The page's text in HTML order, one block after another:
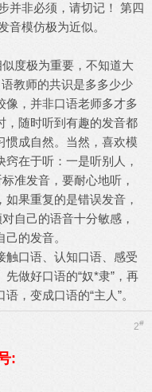
并非必须，请切记！ 第四
音模仿极为近似。
度极为重要，不知道大
教师的共识是多多少少
像，并非口语老师多才多
，随时听到有趣的发音都
惯成自然。当然，喜欢模
在于听：一是听别人，
准发音，要耐心地听，
果重复的是错误发音，
自己的语音十分敏感，
的发音。
口语、认知口语、感受
做好口语的“奴*隶”，再
，变成口语的“主人”。
2#
: